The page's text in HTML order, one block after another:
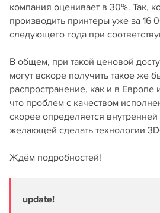
компания оценивает в 30%. Так,
производить принтеры уже за 16
следующего года при
В общем, при такой ценовой
могут вскоре получить такое же
распространение, как и в
что проблем с качеством
скорее определяется
желающей сделать технологии
Ждём подробностей!
update!